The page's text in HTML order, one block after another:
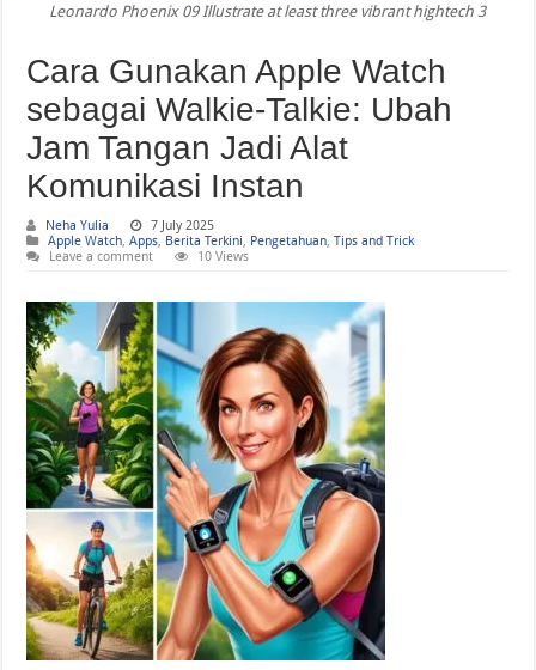
WWDC 2026 Bikin Heboh! Siri AI dan Fitur Pintar Terbaru iPhone yang Siap
Leonardo Phoenix 09 Illustrate at least three vibrant hightech 3
Cara Gunakan Apple Watch
sebagai Walkie-Talkie: Ubah
Jam Tangan Jadi Alat
Komunikasi Instan
Neha Yulia
7 July 2025
Apple Watch,Apps, Berita Terkini, Pengetahuan,Tips and Trick
Leave a comment
10 Views